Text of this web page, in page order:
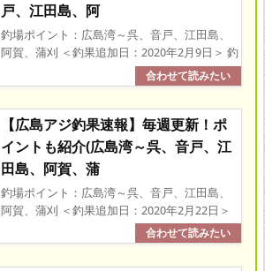
戸、江田島、阿
釣場ポイント：広島湾～呉、音戸、江田島、
阿賀、蒲刈 ＜釣果追加日：2020年2月9日＞ 釣
【広島アジ釣果速報】毎週更新！ポ
イントも紹介(広島湾～呉、音戸、江
田島、阿賀、蒲
釣場ポイント：広島湾～呉、音戸、江田島、
阿賀、蒲刈 ＜釣果追加日：2020年2月22日＞